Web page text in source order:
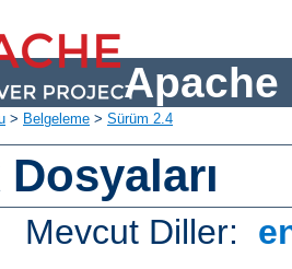
Apache
> Belgeleme > Sürüm 2.4
Mevcut Diller: